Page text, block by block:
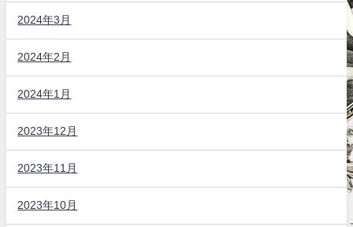
2024年3月
2024年2月
2024年1月
2023年12月
2023年11月
2023年10月